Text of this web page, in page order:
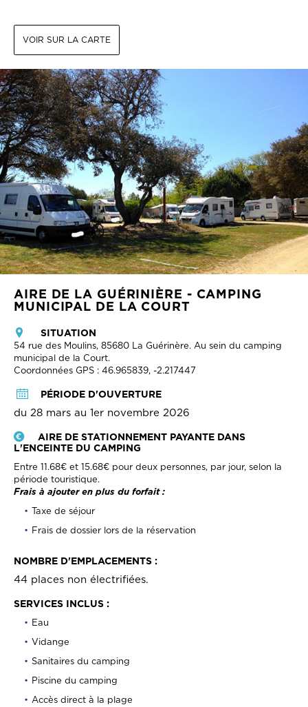
VOIR SUR LA CARTE
AIRE DE LA GUÉRINIÈRE - CAMPING
MUNICIPAL DE LA COURT
SITUATION
54 rue des Moulins, 85680 La Guérinère. Au sein du camping
municipal de la Court.
Coordonnées GPS : 46.965839, -2.217447
PÉRIODE D'OUVERTURE
du 28 mars au 1er novembre 2026
AIRE DE STATIONNEMENT PAYANTE DANS
L'ENCEINTE DU CAMPING
Entre 11.68€ et 15.68€ pour deux personnes, par jour, selon la
période touristique.
Frais à ajouter en plus du forfait :
Taxe de séjour
Frais de dossier lors de la réservation
NOMBRE D'EMPLACEMENTS :
44 places non électrifiées.
SERVICES INCLUS :
Eau
Vidange
Sanitaires du camping
Piscine du camping
Accès direct à la plage